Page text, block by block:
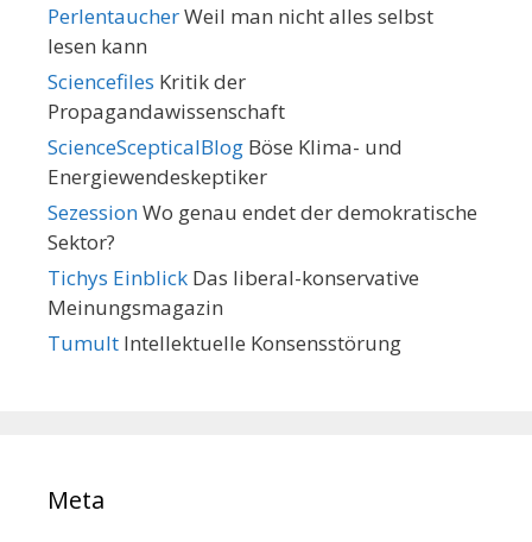
PerlentaucherWeil man nicht alles selbst
lesen kann
Sciencefiles Kritik der
Propagandawissenschaft
ScienceScepticalBlog Böse Klima- und
Energiewendeskeptiker
SezessionWo genau endet der demokratische
Sektor?
Tichys Einblick Das liberal-konservative
Meinungsmagazin
Tumult Intellektuelle Konsensstörung
Meta